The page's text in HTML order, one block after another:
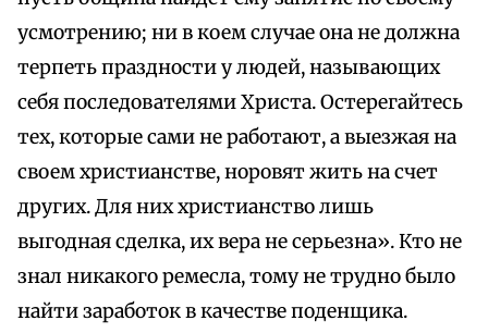
усмотрению; ни в коем случае она не должна
терпеть праздности у людей, называющих
себя последователями Христа. Остерегайтесь
тех, которые сами не работают, а выезжая на
своем христианстве, норовят жить на счет
других. Для них христианство лишь
выгодная сделка, их вера не серьезна». Кто не
знал никакого ремесла, тому не трудно было
найти заработок в качестве поденщика.